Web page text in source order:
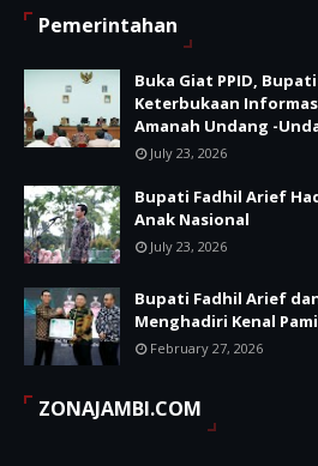
Pemerintahan
Buka Giat PPID,
Keterbukaan
Amanah Undang -
July 23, 2026
Bupati Fadhil Arief
Anak Nasional
July 23, 2026
Bupati Fadhil Arief
Menghadiri Kenal
February 27, 2026
ZONAJAMBI.COM